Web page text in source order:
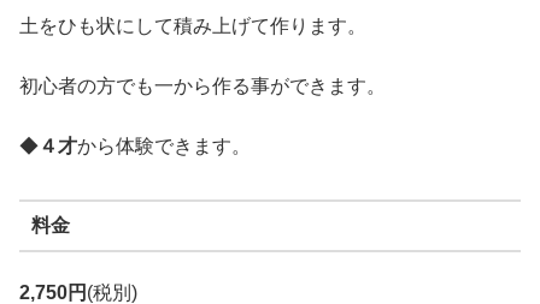
土をひも状にして積み上げて作ります。
初心者の方でも一から作る事ができます。
◆４才から体験できます。
料金
2,750円 (税別)